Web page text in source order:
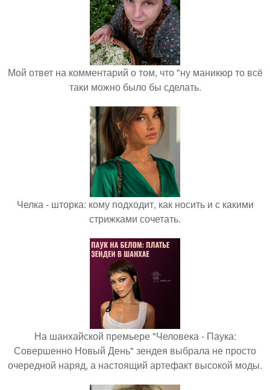
Мой ответ на комментарий о том, что "ну маникюр то всё
таки можно было бы сделать.
Челка - шторка: кому подходит, как носить и с какими
стрижками сочетать.
На шанхайской премьере "Человека - Паука:
Совершенно Новый День" зендея выбрала не просто
очередной наряд, а настоящий артефакт высокой моды.